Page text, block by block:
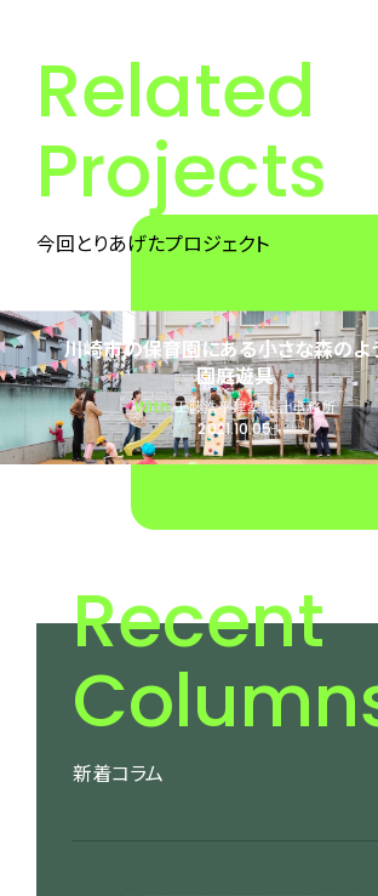
Related
Projects
今回とりあげたプロジェクト
育園にある小さな森のような
園庭遊具
工藤浩平建築設計事務所
2021.10.05
Recent
新着コラム